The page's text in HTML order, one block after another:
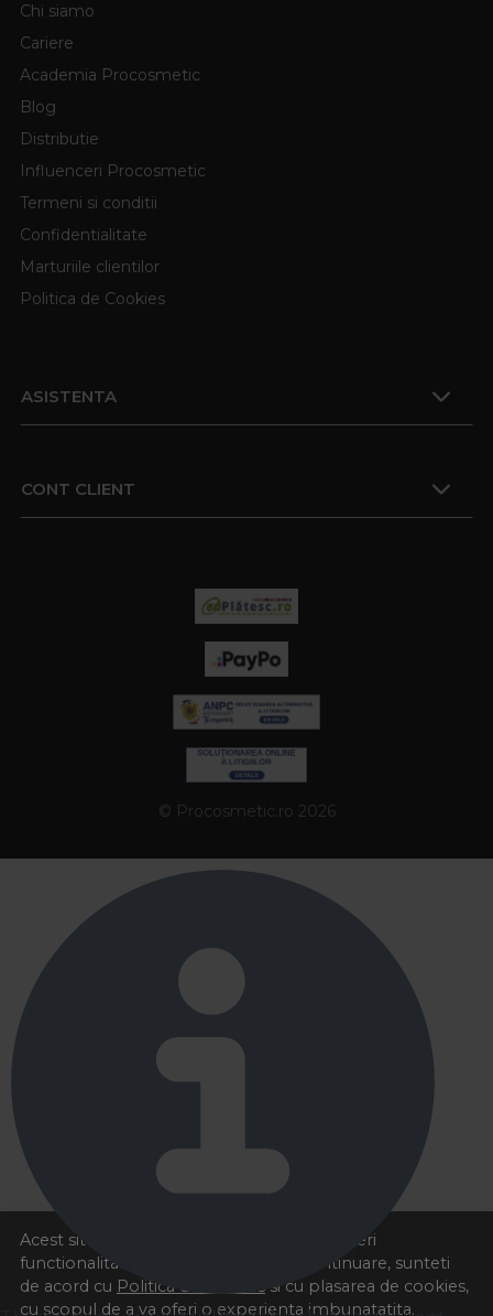
Acest site foloseste cookies pentru a va oferi
functionalitatea dorita. Navigand in continuare, sunteti
de acord cu Politica de cookies si cu plasarea de cookies,
cu scopul de a va oferi o experienta imbunatatita.
Chi siamo
Cariere
Academia Procosmetic
Blog
Distributie
Influenceri Procosmetic
Termeni si conditii
Confidentialitate
Marturiile clientilor
Politica de Cookies
ASISTENTA
CONT CLIENT
© Procosmetic.ro 2026